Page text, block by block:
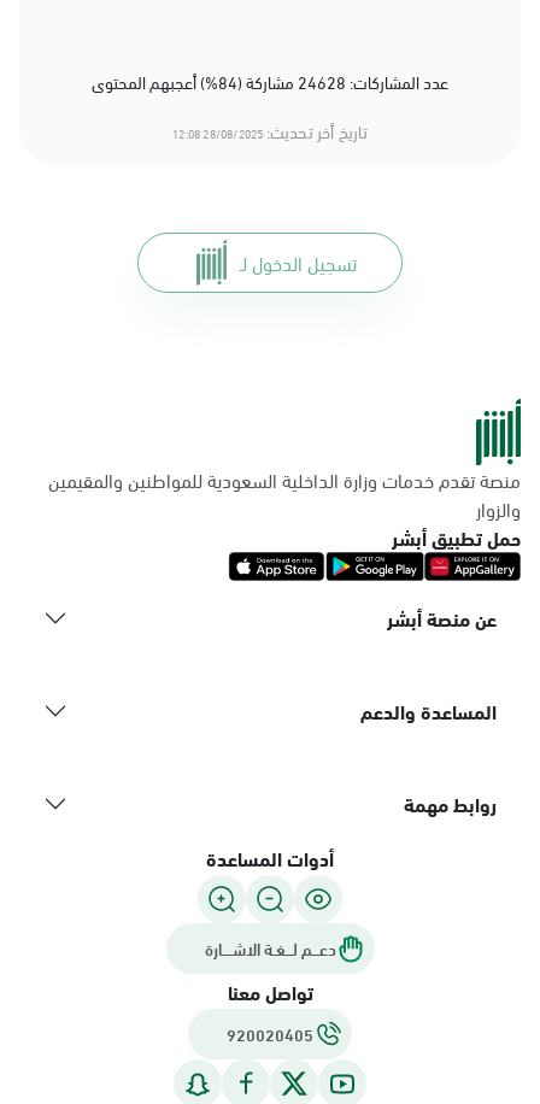
عدد المشاركات: 24628 مشاركة (84%) أعجبهم المحتوى
تاريخ أخر تحديث: 28/08/2025 12:08
تسجيل الدخول لـ
منصة تقدم خدمات وزارة الداخلية السعودية للمواطنين والمقيمين
والزوار
حمل تطبيق أبشر
عن منصة أبشر
المساعدة والدعم
روابط مهمة
أدوات المساعدة
دعـــم لـــغـة الاشــــارة
تواصل معنا
920020405